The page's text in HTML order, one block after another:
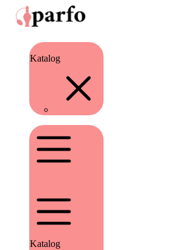
Katalog
Katalog